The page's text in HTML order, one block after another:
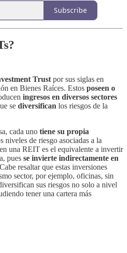
Subscribe
Trust por sus siglas en
en Bienes Raíces. Estos poseen o
ingresos en diversos sectores
se diversifican los riesgos de la
cada uno tiene su propia
niveles de riesgo asociadas a la
una REIT es el equivalente a invertir
pues se invierte indirectamente en
resaltar que estas inversiones
sector, por ejemplo, oficinas, sin
sus riesgos no solo a nivel
tener una cartera más